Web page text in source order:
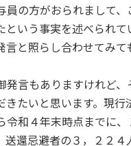
の方がおられまして
いう事実を述べられ
と照らし合わせてみ
言もありますけれど、
たいと思います。現行
和４年末時点までに
還忌避者の３，２２